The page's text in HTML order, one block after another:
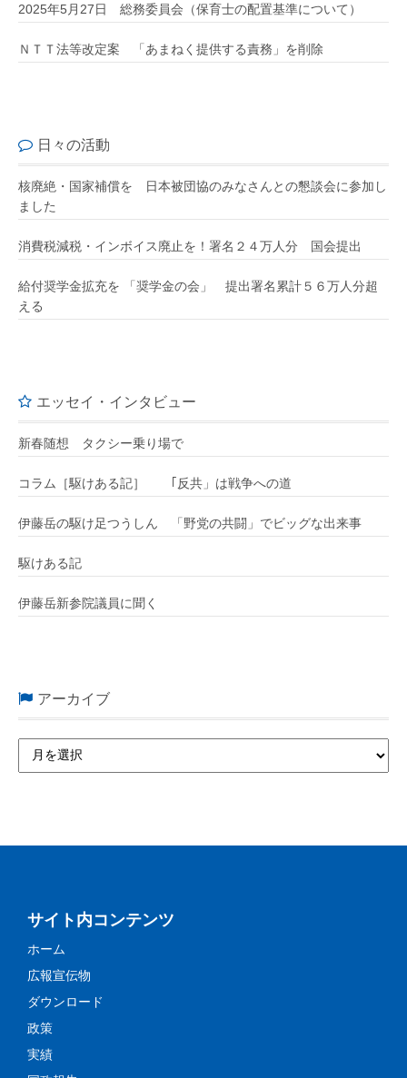
2025年5月27日 総務委員会（保育士の配置基準について）
ＮＴＴ法等改定案 「あまねく提供する責務」を削除
日々の活動
核廃絶・国家補償を 日本被団協のみなさんとの懇談会に参加し
ました
消費税減税・インボイス廃止を！署名２４万人分 国会提出
給付奨学金拡充を 「奨学金の会」 提出署名累計５６万人分超
える
エッセイ・インタビュー
新春随想 タクシー乗り場で
コラム［駆けある記］ ｢反共」は戦争への道
伊藤岳の駆け足つうしん 「野党の共闘」でビッグな出来事
駆けある記
伊藤岳新参院議員に聞く
アーカイブ
サイト内コンテンツ
ホーム
広報宣伝物
ダウンロード
政策
実績